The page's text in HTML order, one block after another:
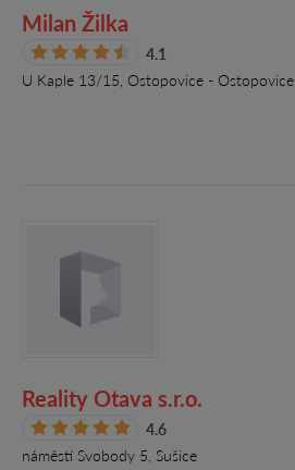
Milan Žilka
4.1
U Kaple 13/15, Ostopovice - Ostopovice
Reality Otava s.r.o.
4.6
náměstí Svobody 5, Sušice